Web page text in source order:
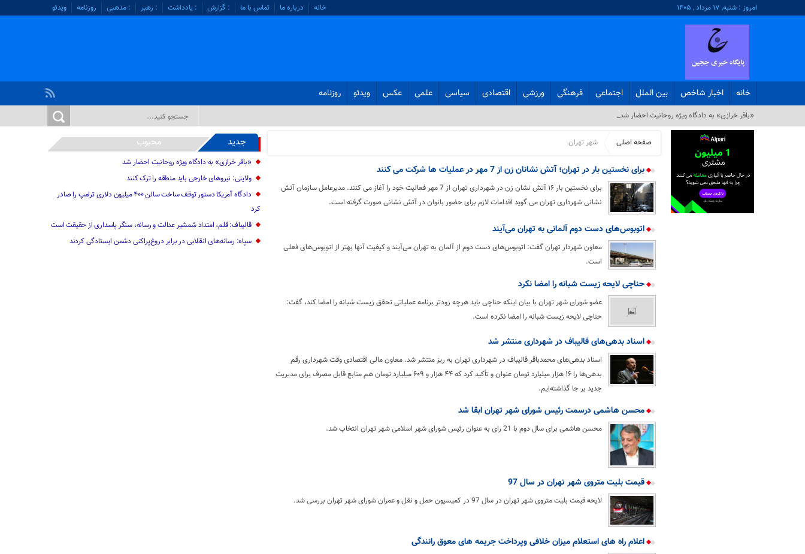
امروز : شنبه, ۱۷ مرداد , ۱۴۰۵ خانه درباره ما تماس با ما : گزارش : یادداشت : رهبر : مذهبی روزنامه ویدئو
خانه اخبار شاخص بین الملل اجتماعی فرهنگی ورزشی اقتصادی سیاسی علمی عکس ویدئو روزنامه
«باقر خرازی» به دادگاه ویژه روحانیت احضار شد_
صفحه اصلی شهر تهران
برای نخستین بار در تهران؛ آتش نشانان زن از 7 مهر در عملیات ها شرکت می کنند
برای نخستین بار ۱۶ آتش نشان زن در شهرداری تهران از 7 مهر فعالیت خود را آغاز می کنند. مدیرعامل سازمان آتش
نشانی شهرداری تهران می گوید اقدامات لازم برای حضور بانوان در آتش نشانی صورت گرفته است.
اتوبوس‌های دست دوم آلمانی به تهران می‌آیند
معاون شهردار تهران گفت: اتوبوس‌های دست دوم از آلمان به تهران می‌آیند و کیفیت آنها بهتر از اتوبوس‌های فعلی
است.
حناچی لایحه زیست شبانه را امضا نکرد
عضو شورای شهر تهران با بیان اینکه حناچی باید هرچه زودتر برنامه عملیاتی تحقق زیست شبانه را امضا کند، گفت:
حناچی لایحه زیست شبانه را امضا نکرده است.
اسناد بدهی‌های قالیباف در شهرداری منتشر شد
اسناد بدهی‌های محمدباقر قالیباف در شهرداری تهران به ریز منتشر شد. معاون مالی اقتصادی وقت شهرداری رقم
بدهی‌ها را ۱۶ هزار میلیارد تومان عنوان و تأکید کرد که ۴۴ هزار و ۶۰۹ میلیارد تومان هم منابع قابل مصرف برای مدیریت
جدید بر جا گذاشته‌ایم.
محسن هاشمی درسمت رئیس شورای شهر تهران ابقا شد
محسن هاشمی برای سال دوم با 21 رای به عنوان رئیس شورای شهر اسلامی شهر تهران انتخاب شد.
قیمت بلیت متروی شهر تهران در سال 97
لایحه قیمت بلیت متروی شهر تهران در سال 97 در کمیسیون حمل و نقل و عمران شورای شهر تهران بررسی شد.
اعلام راه های استعلام میزان خلافی وپرداخت جریمه های معوق رانندگی
جدید محبوب
«باقر خرازی» به دادگاه ویژه روحانیت احضار شد
ولایتی: نیرو‌های خارجی باید منطقه را ترک کنند
دادگاه آمریکا دستور توقف ساخت سالن ۴۰۰ میلیون دلاری ترامپ را صادر
کرد
قالیباف: قلم، امتداد شمشیر عدالت و رسانه، سنگر پاسداری از حقیقت است
سپاه: رسانه‌های انقلابی در برابر دروغ‌پراکنی دشمن ایستادگی کردند